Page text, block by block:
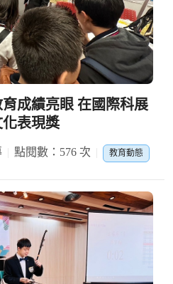
成績亮眼 在國際科展
表現獎
點閱數：576 次 教育動態